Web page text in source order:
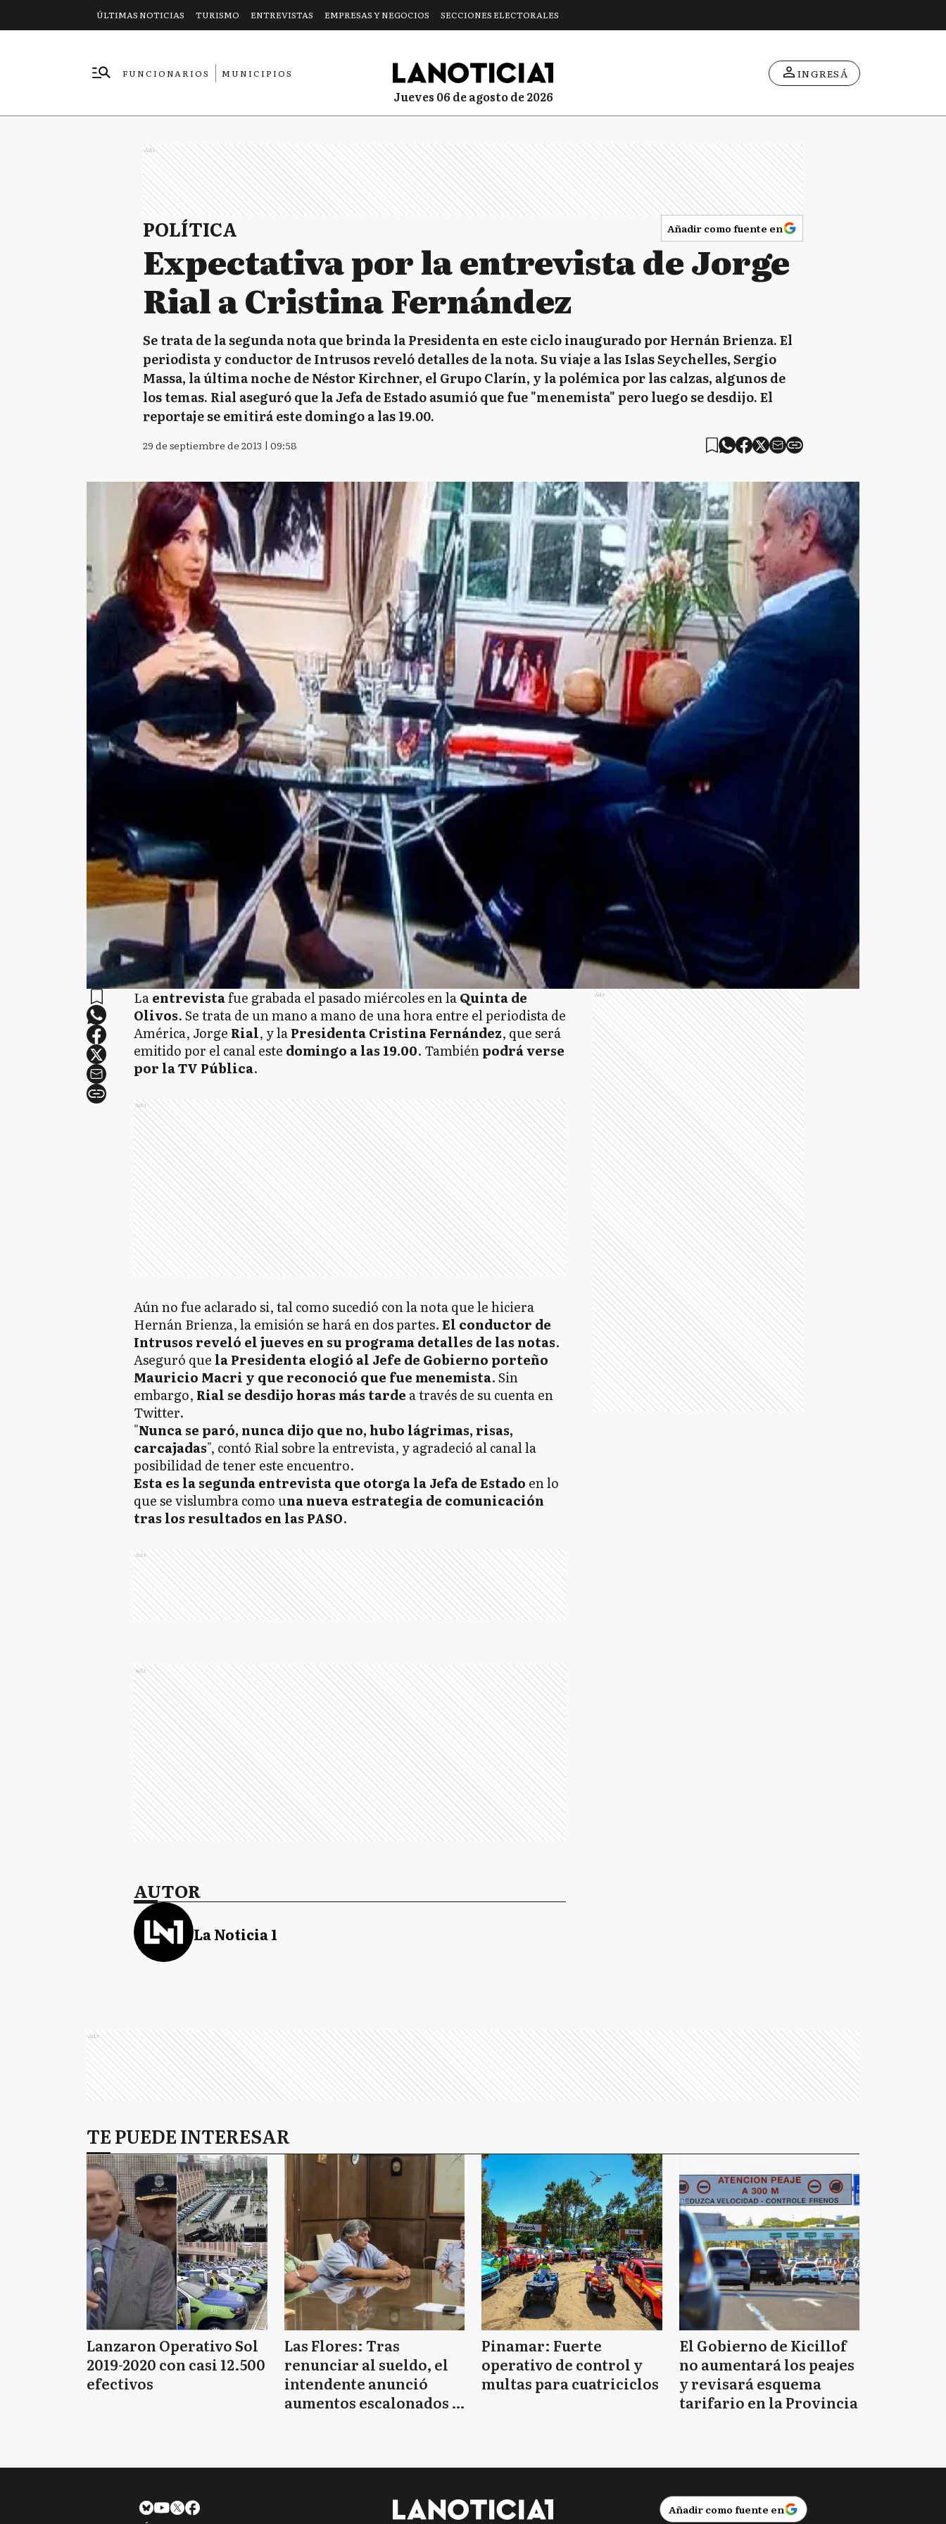
ÚLTIMAS NOTICIAS TURISMO ENTREVISTAS EMPRESAS Y NEGOCIOS SECCIONES ELECTORALES
FUNCIONARIOS
MUNICIPIOS
jueves 06 de agosto de 2026
INGRESÁ
Ads
POLÍTICA Añadir como fuente en
Expectativa por la entrevista de Jorge
Rial a Cristina Fernández
Se trata de la segunda nota que brinda la Presidenta en este ciclo inaugurado por Hernán Brienza. El
periodista y conductor de Intrusos reveló detalles de la nota. Su viaje a las Islas Seychelles, Sergio
Massa, la última noche de Néstor Kirchner, el Grupo Clarín, y la polémica por las calzas, algunos de
los temas. Rial aseguró que la Jefa de Estado asumió que fue "menemista" pero luego se desdijo. El
reportaje se emitirá este domingo a las 19.00.
29 de septiembre de 2013 | 09:58
Laentrevistafue grabada el pasado miércoles en laQuinta de
Olivos. Se trata de un mano a mano de una hora entre el periodista de
América, Jorge Rial, y laPresidenta Cristina Fernández, que será
emitido por el canal este domingo a las 19.00. Tambiénpodrá verse
por la TV Pública.
Ads
Aún no fue aclarado si, tal como sucedió con la nota que le hiciera
Hernán Brienza, la emisión se hará en dos partes.El conductor de
Intrusos reveló el jueves en su programa detalles de las notas.
Aseguró que la Presidenta elogió al Jefe de Gobierno porteño
Mauricio Macri y que reconoció que fue menemista. Sin
embargo, Rial se desdijo horas más tarde a través de su cuenta en
Twitter.
"Nunca se paró, nunca dijo que no, hubo lágrimas, risas,
carcajadas", contó Rial sobre la entrevista, y agradeció al canal la
posibilidad de tener este encuentro.
Esta es la segunda entrevista que otorga la Jefa de Estado en lo
que se vislumbra como una nueva estrategia de comunicación
tras los resultados en las PASO.
Ads
Ads
AUTOR
La Noticia 1
Ads
Ads
TE PUEDE INTERESAR
Lanzaron Operativo Sol
2019-2020 con casi 12.500
efectivos
Las Flores: Tras
renunciar al sueldo, el
intendente anunció
aumentos escalonados y
Pinamar: Fuerte
operativo de control y
multas para cuatriciclos
El Gobierno de Kicillof
no aumentará los peajes
y revisará esquema
tarifario en la Provincia
Añadir como fuente en